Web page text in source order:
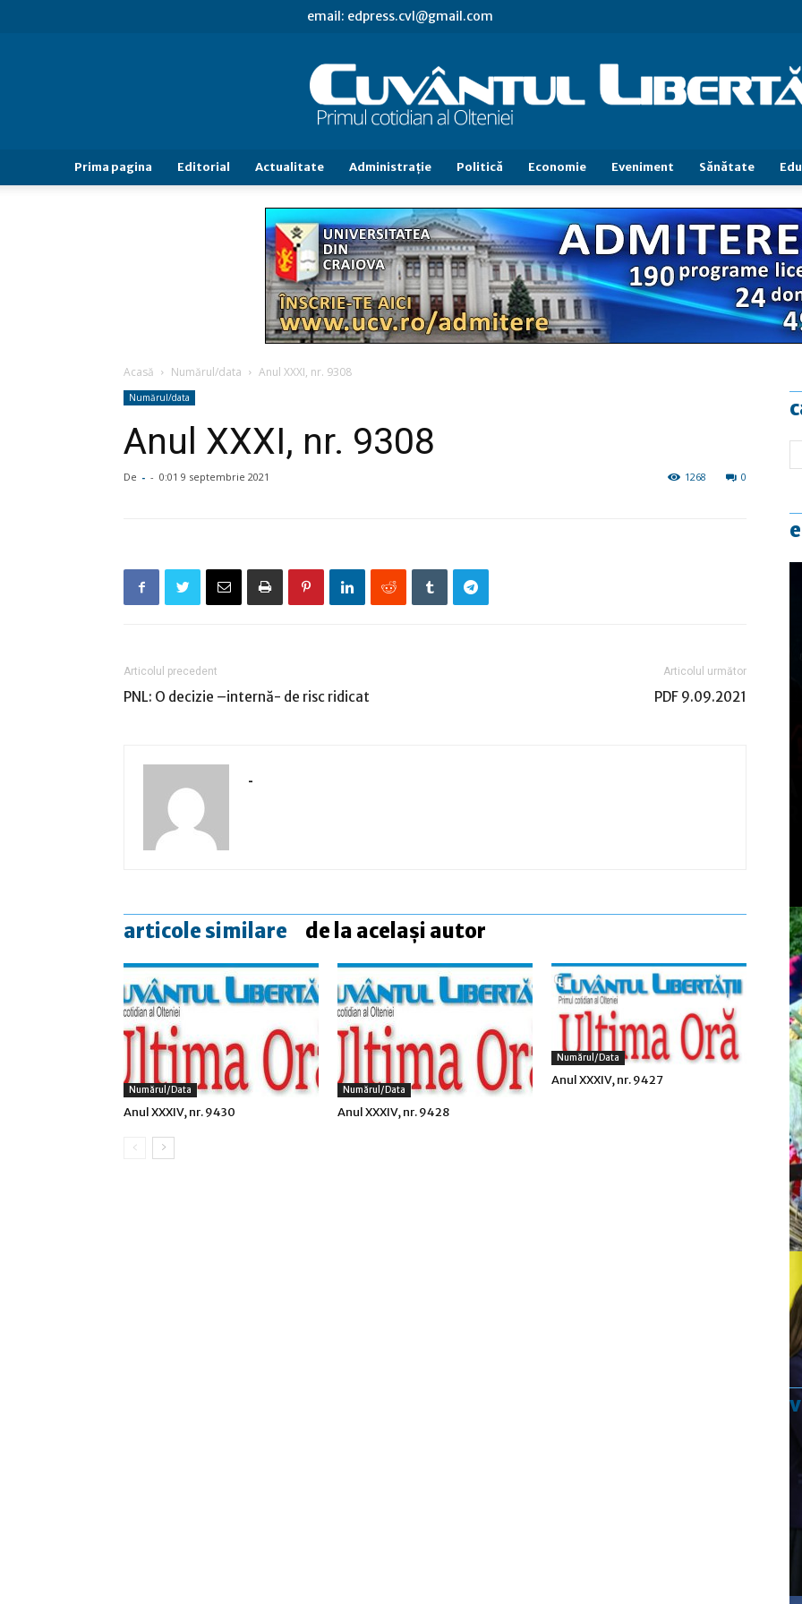
email: edpress.cvl@gmail.com
Cuvântul
Libertăţii
Prima pagina Editorial Actualitate Administraţie Politică Economie Eveniment Sănătate
Acasă Numărul/data Anul XXXI, nr. 9308
Numărul/data
Anul XXXI, nr. 9308
De - - 0:01 9 septembrie 2021 0
1268
Articolul precedent
PNL: O decizie –internă- de risc ridicat
Articolul următor
PDF 9.09.2021
-
articole similare de la același autor
Numărul/data
Anul XXXIV, nr. 9430
Numărul/data
Anul XXXIV, nr. 9428
Numărul/data
Anul XXXIV, nr. 9427